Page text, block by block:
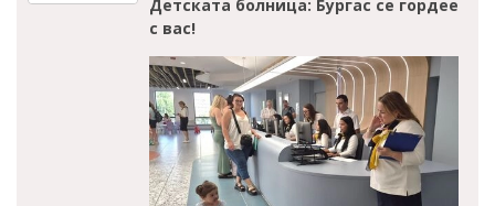
Детската болница: Бургас се гордее
с вас!